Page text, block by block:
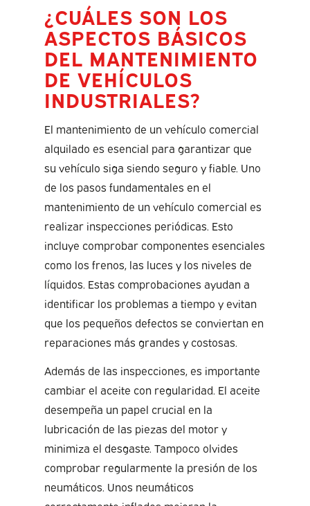
¿CUÁLES SON LOS
ASPECTOS BÁSICOS
DEL MANTENIMIENTO
DE VEHÍCULOS
INDUSTRIALES?
El mantenimiento de un vehículo comercial
alquilado es esencial para garantizar que
su vehículo siga siendo seguro y fiable. Uno
de los pasos fundamentales en el
mantenimiento de un vehículo comercial es
realizar inspecciones periódicas. Esto
incluye comprobar componentes esenciales
como los frenos, las luces y los niveles de
líquidos. Estas comprobaciones ayudan a
identificar los problemas a tiempo y evitan
que los pequeños defectos se conviertan en
reparaciones más grandes y costosas.
Además de las inspecciones, es importante
cambiar el aceite con regularidad. El aceite
desempeña un papel crucial en la
lubricación de las piezas del motor y
minimiza el desgaste. Tampoco olvides
comprobar regularmente la presión de los
neumáticos. Unos neumáticos